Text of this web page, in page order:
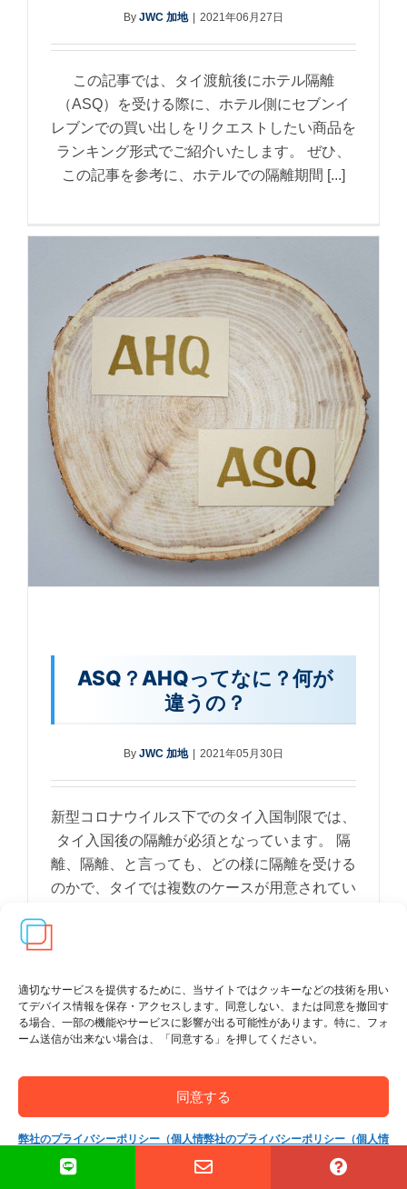
適切なサービスを提供するために、当サイトではクッキーなどの技術を用い
てデバイス情報を保存・アクセスします。同意しない、または同意を撤回す
る場合、一部の機能やサービスに影響が出る可能性があります。特に、フォ
ーム送信が出来ない場合は、「同意する」を押してください。
同意する
弊社のプライバシーポリシー（個人情
報保護方針）
弊社のプライバシーポリシー（個人情
報保護方針）
By JWC 加地 2021年06月27日
この記事では、タイ渡航後にホテル隔離
（ASQ）を受ける際に、ホテル側にセブンイ
レブンでの買い出しをリクエストしたい商品を
ランキング形式でご紹介いたします。 ぜひ、
この記事を参考に、ホテルでの隔離期間 [...]
ASQ？AHQってなに？何が
違うの？
By JWC 加地 | 2021年05月30日
新型コロナウイルス下でのタイ入国制限では、
タイ入国後の隔離が必須となっています。 隔
離、隔離、と言っても、どの様に隔離を受ける
のかで、タイでは複数のケースが用意されてい